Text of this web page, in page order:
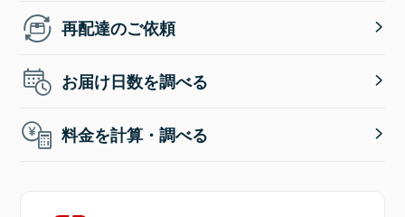
再配達のご依頼
お届け日数を調べる
料金を計算・調べる